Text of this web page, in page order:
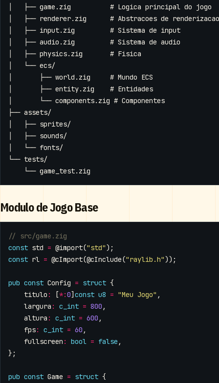
Modulo de Jogo Base
const std = @import("std");
const rl = @cImport(@cInclude("raylib.h"));
pub const Config = struct {
titulo : [*:0] const u8 = "Meu Jogo" ,
largura : c_int = 800 ,
altura : c_int = 600 ,
fps: c_int = 60 ,
fullscreen : bool = false ,
};
pub const Game = struct {